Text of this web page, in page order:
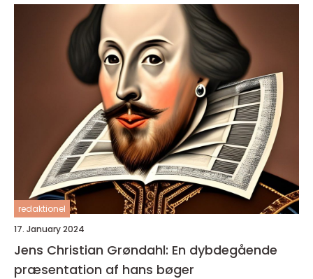
redaktionel
17. January 2024
Jens Christian Grøndahl: En dybdegående
præsentation af hans bøger